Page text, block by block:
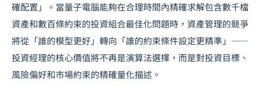
確配置」。當量子電腦能夠在合理時間內精確求解包含數千檔
資產和數百條約束的投資組合最佳化問題時，資產管理的競爭
將從「誰的模型更好」轉向「誰的約束條件設定更精準」——
投資經理的核心價值將不再是演算法選擇，而是對投資目標、
風險偏好和市場約束的精確量化描述。